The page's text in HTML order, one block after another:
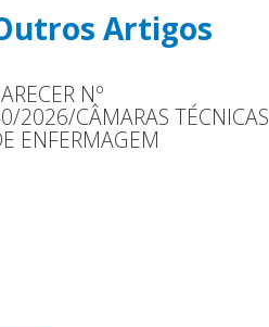
Artigos
Nº
2026/CÂMARAS TÉCNICAS
ENFERMAGEM